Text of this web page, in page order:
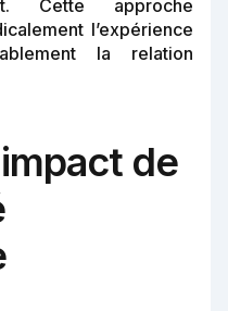
Cette approche
l’expérience
la relation
de